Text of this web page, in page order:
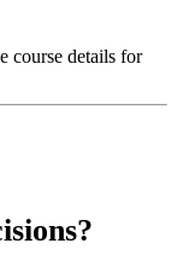
course details for